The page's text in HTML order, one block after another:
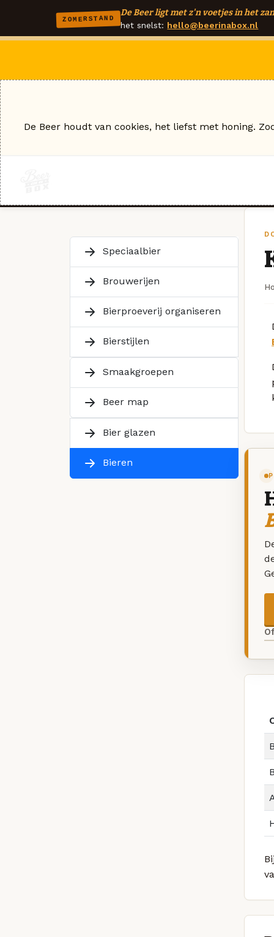
ZOMERSTAND
De Beer ligt met z'n voetjes in het
het snelst: hello@beerinabox.nl
Speciaalbier
Brouwerijen
Bierproeverij organiseren
Bierstijlen
Smaakgroepen
Beer map
Bier glazen
Bieren
De Beer houdt van cookies, het liefst met honing.